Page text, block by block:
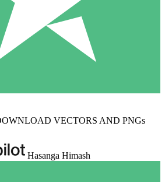
VECTORS AND PNGs
Hasanga Himash